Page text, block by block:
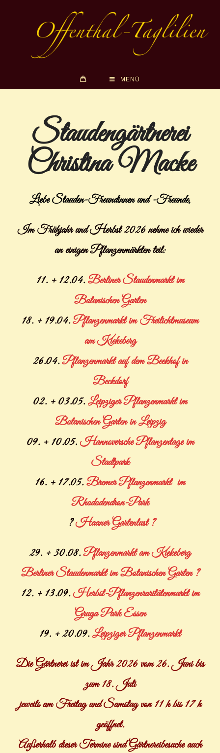
MENÜ
Staudengärtnerei
Christina Macke
Liebe Stauden-Freundinnen und -Freunde,
Im Frühjahr und Herbst 2026 nehme ich wieder
an einigen Pflanzenmärkten teil:
11. + 12.04.Berliner Staudenmarkt im
Botanischen Garten
18. + 19.04.Pflanzenmarkt im Freilichtmuseum
am Kiekeberg
26.04.Pflanzenmarkt auf dem Beekhof in
Beckdorf
02. + 03.05.Leipziger Pflanzenmarkt im
Botanischen Garten in Leipzig
09. + 10.05.Hannoversche Pflanzentage im
Stadtpark
16. + 17.05.Bremer Pflanzenmarkt im
Rhododendron-Park
?Haaner Gartenlust ?
29. + 30.08.Pflanzenmarkt am Kiekeberg
Berliner Staudenmarkt im Botanischen Garten ?
12. + 13.09.Herbst-Pflanzenraritätenmarkt im
Gruga Park Essen
19. + 20.09.Leipziger Pflanzenmarkt
Die Gärtnerei ist im Jahr 2026 vom 26.Juni bis
zum 18. Juli
jeweils am Freitag und Samstag von 11 h bis 17 h
geöffnet.
Außerhalb dieser Termine sind Gärtnereibesuche auch